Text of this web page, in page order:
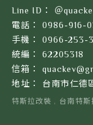
＠
0986-916-
0966-253-
62205318
台南市仁德
特斯拉改裝 台南特